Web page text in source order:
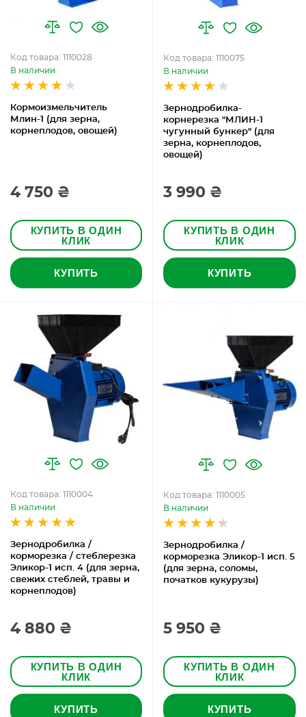
Кормоизмельчитель
Млин-1 (для зерна,
корнеплодов, овощей)
Код товара: 1110028
В наличии
4 750 ₴
КУПИТЬ В ОДИН
КЛИК
КУПИТЬ
Зернодробилка-
корнерезка "МЛИН-1
чугунный бункер" (для
зерна, корнеплодов,
овощей)
Код товара: 1110075
В наличии
3 990 ₴
КУПИТЬ В ОДИН
КЛИК
КУПИТЬ
Зернодробилка /
корморезка / стеблерезка
Эликор-1 исп. 4 (для зерна,
свежих стеблей, травы и
корнеплодов)
Код товара: 1110004
В наличии
4 880 ₴
КУПИТЬ В ОДИН
КЛИК
КУПИТЬ
Зернодробилка /
корморезка Эликор-1 исп. 5
(для зерна, соломы,
початков кукурузы)
Код товара: 1110005
В наличии
5 950 ₴
КУПИТЬ В ОДИН
КЛИК
КУПИТЬ